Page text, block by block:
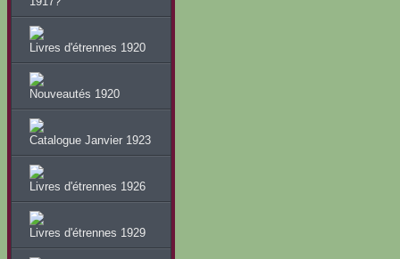
Livres d'étrennes 1920
Nouveautés 1920
Catalogue Janvier 1923
Livres d'étrennes 1926
Livres d'étrennes 1929